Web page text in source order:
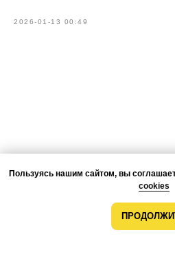
2026-01-13 00:49
Пользуясь нашим сайтом, вы
cookies